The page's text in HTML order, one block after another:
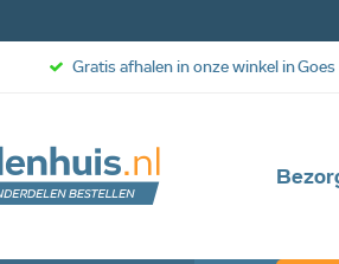
Gratis afhalen in onze winkel in Goes